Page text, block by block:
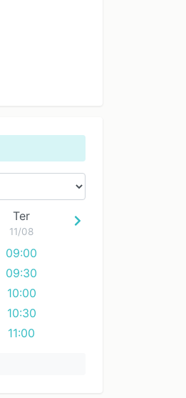
Ter
11/08
09:00
09:30
10:00
10:30
11:00